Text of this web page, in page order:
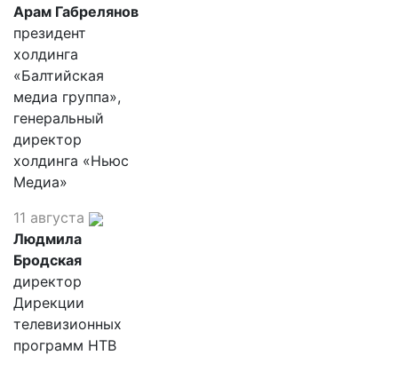
Арам Габрелянов
президент
холдинга
«Балтийская
медиа группа»,
генеральный
директор
холдинга «Ньюс
Медиа»
11 августа
Людмила
Бродская
директор
Дирекции
телевизионных
программ НТВ